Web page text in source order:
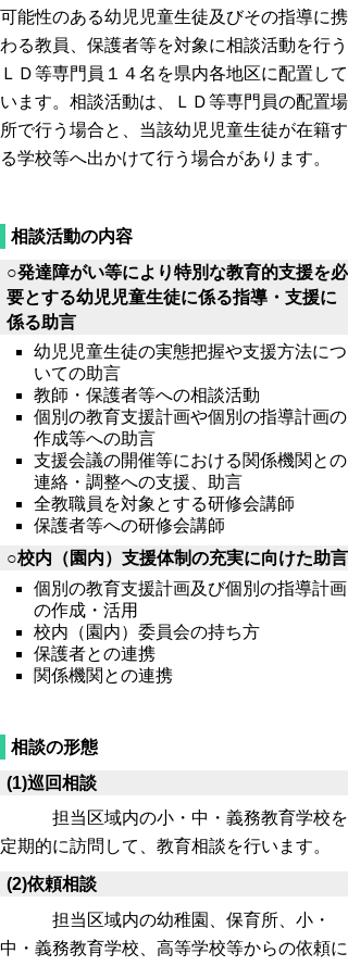
可能性のある幼児児童生徒及びその指導に携
わる教員、保護者等を対象に相談活動を行う
ＬＤ等専門員１４名を県内各地区に配置して
います。相談活動は、ＬＤ等専門員の配置場
所で行う場合と、当該幼児児童生徒が在籍す
る学校等へ出かけて行う場合があります。
相談活動の内容
○発達障がい等により特別な教育的支援を必
要とする幼児児童生徒に係る指導・支援に
係る助言
幼児児童生徒の実態把握や支援方法につ
いての助言
教師・保護者等への相談活動
個別の教育支援計画や個別の指導計画の
作成等への助言
支援会議の開催等における関係機関との
連絡・調整への支援、助言
全教職員を対象とする研修会講師
保護者等への研修会講師
○校内（園内）支援体制の充実に向けた助言
個別の教育支援計画及び個別の指導計画
の作成・活用
校内（園内）委員会の持ち方
保護者との連携
関係機関との連携
相談の形態
(1)巡回相談
担当区域内の小・中・義務教育学校を
定期的に訪問して、教育相談を行います。
(2)依頼相談
担当区域内の幼稚園、保育所、小・
中・義務教育学校、高等学校等からの依頼に